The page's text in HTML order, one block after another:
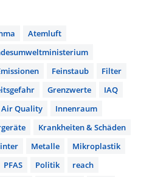
Atemluft
Feinstaub
Filter
Grenzwerte
IAQ
Quality
Innenraum
Krankheiten & Schäden
Metalle
Mikroplastik
PFAS Politik
reach